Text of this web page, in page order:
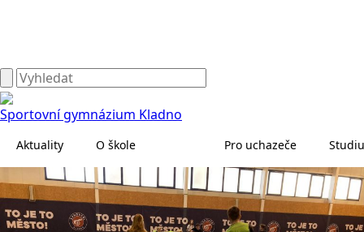
Sportovní gymnázium Kladno
Aktuality O škole Pro uchazeče